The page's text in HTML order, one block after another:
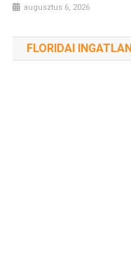
augusztus 6, 2026
FLORIDAI